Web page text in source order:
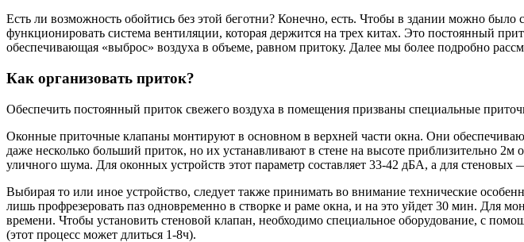
Есть ли возможность обойтись без этой беготни? Конечно, есть. Чтобы в здании можно
функционировать система вентиляции, которая держится на трех китах. Это постоянный
обеспечивающая «выброс» воздуха в объеме, равном притоку. Далее мы более подробно
Как организовать приток?
Обеспечить постоянный приток свежего воздуха в помещения призваны специальные
Оконные приточные клапаны монтируют в основном в верхней части окна. Они
даже несколько больший приток, но их устанавливают в стене на высоте приблизительно
уличного шума. Для оконных устройств этот параметр составляет 33-42 дБА, а для
Выбирая то или иное устройство, следует также принимать во внимание технические
лишь профрезеровать паз одновременно в створке и раме окна, и на это уйдет 30 мин. Для
времени. Чтобы установить стеновой клапан, необходимо специальное оборудование, с
(этот процесс может длиться 1-8ч).